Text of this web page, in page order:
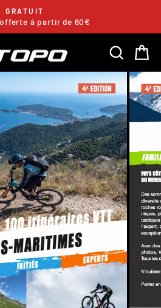
Pause
GRATUIT
à partir de 60€